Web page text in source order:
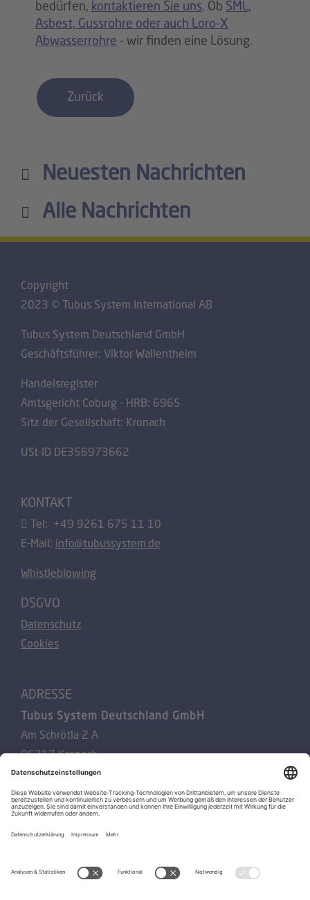
bedürfen, kontaktieren Sie uns. Ob SML,
Asbest, Gussrohre oder auch Loro-X
Abwasserrohre - wir finden eine Lösung.
Zurück
Neuesten Nachrichten
Alle Nachrichten
Copyright
2023 © Tubus System International AB
Tubus System Deutschland GmbH
Geschäftsführer: Viktor Wallentheim
Handelsregister
Amtsgericht Coburg - HRB: 6965
Sitz der Gesellschaft: Kronach
USt-ID DE356973662
KONTAKT
Tel: +49 9261 675 11 10
E-Mail: info@tubussystem.de
Whistleblowing
DSGVO
Datenschutz
Cookies
ADRESSE
Tubus System Deutschland GmbH
Am Schrötla 2 A
96317 Kronach
Impressum
Folgen Sie uns über: